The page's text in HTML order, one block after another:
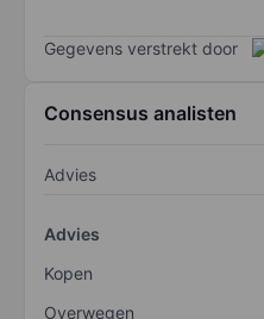
Gegevens verstrekt door
Consensus analisten
Advies
Advies
Kopen
Overwegen